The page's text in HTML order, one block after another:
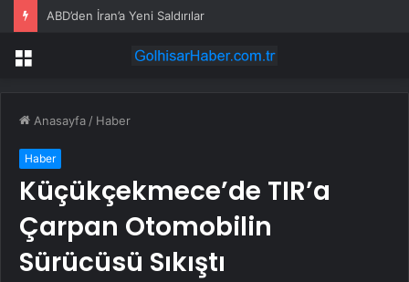
ABD’den İran’a Yeni Saldırılar
Menü
Anasayfa / Haber
Haber
Küçükçekmece’de TIR’a
Çarpan Otomobilin
Sürücüsü Sıkıştı